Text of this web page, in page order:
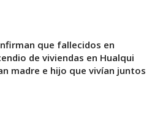
que fallecidos en
de viviendas en Hualqui
madre e hijo que vivían juntos